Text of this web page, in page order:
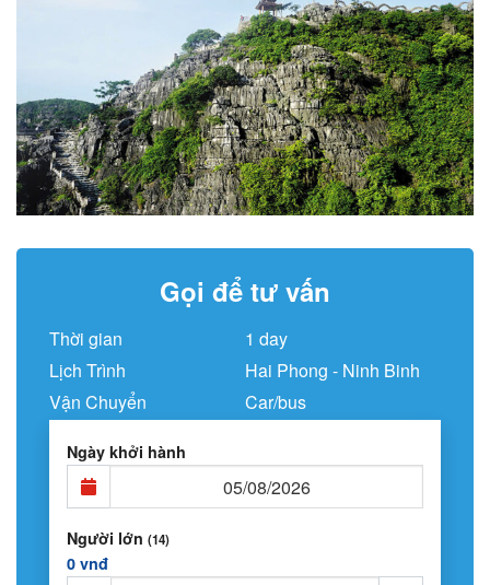
Gọi để tư vấn
Thời gian
1 day
Lịch Trình
Hai Phong - Ninh Binh
Vận Chuyển
Car/bus
Ngày khởi hành
Người lớn (14)
0 vnđ